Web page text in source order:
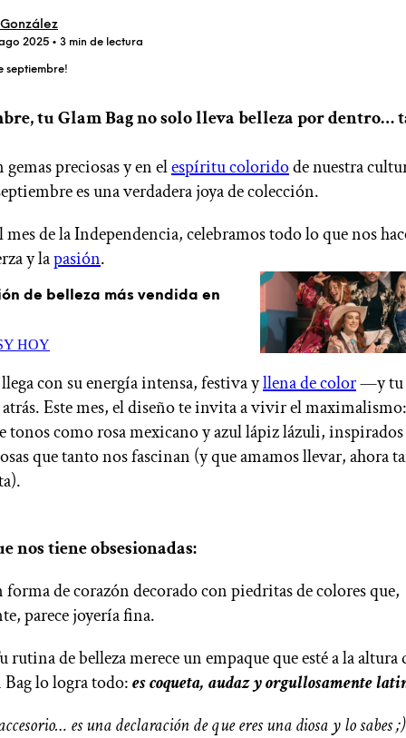
ÚNETE A IPSY
Ofertas
Cerrar sesión
2025 • 3 min de lectura
septiembre!
tu Glam Bag no solo lleva belleza por dentro…
preciosas y en elespíritu coloridode nuestra
es una verdadera joya de colección.
mes de la Independencia, celebramos todo lo que nos
y lapasión.
de belleza más vendida en
HOY
con su energía intensa, festiva yllena de color—y tu
atrás. Este mes, el diseño te invita a vivir el
tonos como rosa mexicano y azul lápiz lázuli, inspirados
que tanto nos fascinan (y que amamos llevar, ahora
nos tiene obsesionadas:
forma de corazón decorado con piedritas de colores que,
parece joyería fina.
rutina de belleza merece un empaque que esté a la
Bag lo logra todo:es coqueta, audaz y orgullosamente
es una declaración de que eres una diosa y lo sabes ;)